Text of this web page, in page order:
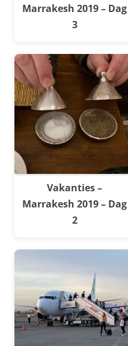
Marrakesh 2019 – Dag
3
Vakanties –
Marrakesh 2019 – Dag
2